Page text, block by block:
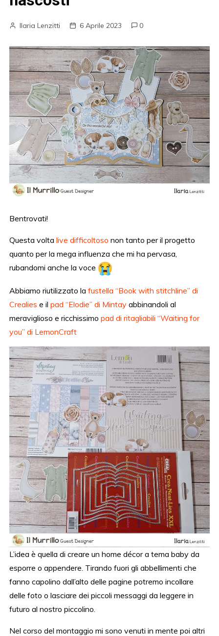
Ilaria Lenzitti 6 Aprile 2023 0
Bentrovati!
Questa voltalive difficoltoso non tanto per il progetto
quanto per la mega influenza che mi ha pervasa,
rubandomi anche la voce
Abbiamo riutilizzato lafustella “Book with stitchline” di
Crealies e ilpad “Elodie” di Mintay abbinandoli al
meraviglioso e ricchissimopad di ritagliabili “Waiting for
you” di LemonCraft
L’idea è quella di creare un home décor a tema baby da
esporre o appendere. Tirando fuori gli abbellimenti che
fanno capolino dall’alto delle pagine potremo incollare
delle foto o lasciare dei piccoli messaggi da leggere in
futuro al nostro piccolino.
Nel corso del montaggio mi sono venuti in mente poi altri